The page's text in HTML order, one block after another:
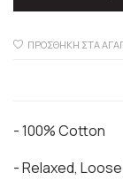
ΠΡΟΣΘΉΚΗ ΣΤΑ
- 100% Cotton
- Relaxed,